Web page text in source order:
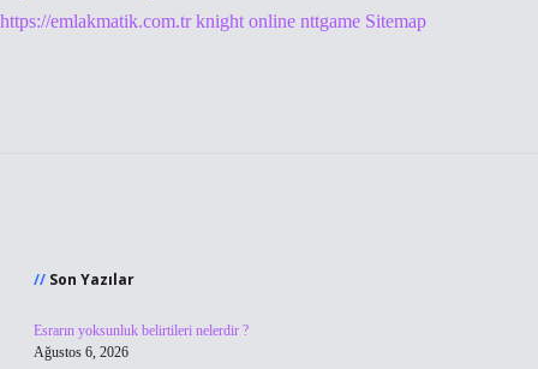
https://emlakmatik.com.tr knight online nttgame Sitemap
Son Yazılar
Esrarın yoksunluk belirtileri nelerdir ?
Ağustos 6, 2026